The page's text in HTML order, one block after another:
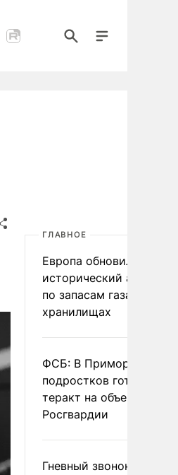
ГЛАВНОЕ
Европа обновила
исторический
по запасам газа в
хранилищах
ФСБ: В Приморье трое
подростков готовили
теракт на объекте
Росгвардии
Гневный звонок Трампа